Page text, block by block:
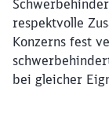
respektvolle
Konzerns fest
bei gleicher